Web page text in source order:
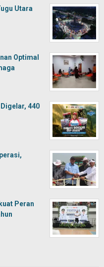
Utara
Optimal
440
Peran